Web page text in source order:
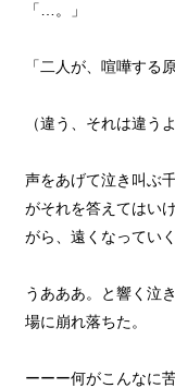
「…。」
「二人が、喧嘩する
（違う、それは違う
声をあげて泣き叫ぶ
がそれを答えてはい
がら、遠くなってい
うあああ。と響く泣
場に崩れ落ちた。
ーーー何がこんなに